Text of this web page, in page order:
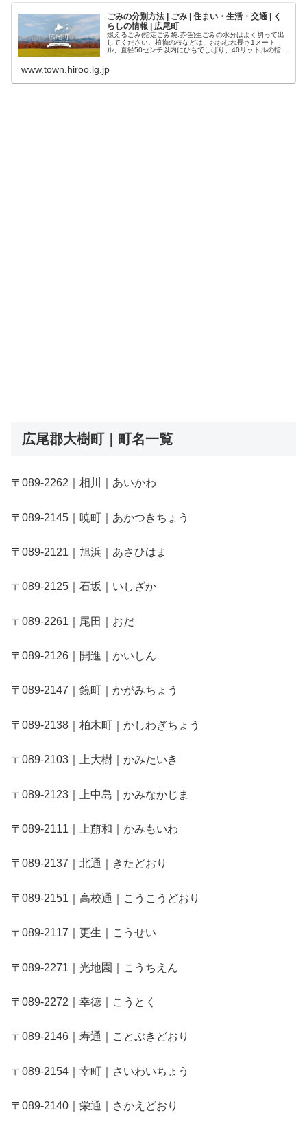
ごみの分別方法 | ごみ | 住まい・生活・交通 | く
らしの情報 | 広尾町
燃えるごみ(指定ごみ袋:赤色)生ごみの水分はよく切って出
してください。植物の枝などは、おおむね長さ1メート
ル、直径50センチ以内にひもでしばり、40リットルの指定
www.town.hiroo.lg.jp
広尾郡大樹町｜町名一覧
〒089-2262｜相川｜あいかわ
〒089-2145｜暁町｜あかつきちょう
〒089-2121｜旭浜｜あさひはま
〒089-2125｜石坂｜いしざか
〒089-2261｜尾田｜おだ
〒089-2126｜開進｜かいしん
〒089-2147｜鏡町｜かがみちょう
〒089-2138｜柏木町｜かしわぎちょう
〒089-2103｜上大樹｜かみたいき
〒089-2123｜上中島｜かみなかじま
〒089-2111｜上萠和｜かみもいわ
〒089-2137｜北通｜きたどおり
〒089-2151｜高校通｜こうこうどおり
〒089-2117｜更生｜こうせい
〒089-2271｜光地園｜こうちえん
〒089-2272｜幸徳｜こうとく
〒089-2146｜寿通｜ことぶきどおり
〒089-2154｜幸町｜さいわいちょう
〒089-2140｜栄通｜さかえどおり